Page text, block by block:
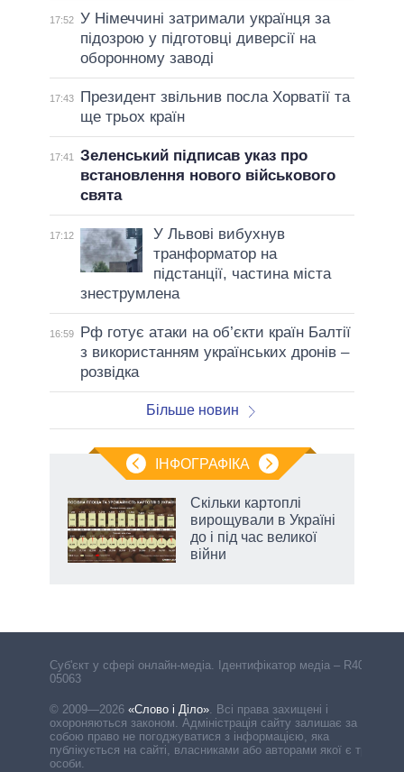
17:52 У Німеччині затримали українця за
підозрою у підготовці диверсії на
оборонному заводі
17:43
Президент звільнив посла Хорватії та
ще трьох країн
17:41 Зеленський підписав указ про
встановлення нового військового
свята
17:12
У Львові вибухнув
транформатор на
підстанції, частина міста
знеструмлена
16:59
Рф готує атаки на об’єкти країн Балтії
з використанням українських дронів –
розвідка
Більше новин
ІНФОГРАФІКА
Скільки картоплі
вирощували в Україні
до і під час великої
війни
Cуб'єкт у сфері онлайн-медіа. Ідентифікатор медіа – R40-
05063
© 2009—2026 «Слово і Діло». Всі права захищені і
охороняються законом. Адміністрація сайту залишає за
собою право не погоджуватися з інформацією, яка
публікується на сайті, власниками або авторами якої є треті
особи.